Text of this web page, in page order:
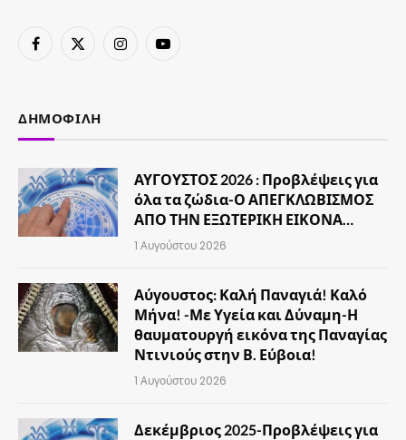
Facebook
X
InstagramYouTube
ΔΗΜΟΦΙΛΉ
ΑΥΓΟΥΣΤΟΣ 2026 : Προβλέψεις για
όλα τα ζώδια-Ο ΑΠΕΓΚΛΩΒΙΣΜΟΣ
ΑΠΟ ΤΗΝ ΕΞΩΤΕΡΙΚΗ ΕΙΚΟΝΑ…
1 Αυγούστου 2026
Αύγουστος: Καλή Παναγιά! Καλό
Μήνα! -Με Υγεία και Δύναμη-Η
θαυματουργή εικόνα της Παναγίας
Ντινιούς στην Β. Εύβοια!
1 Αυγούστου 2026
Δεκέμβριος 2025-Προβλέψεις για